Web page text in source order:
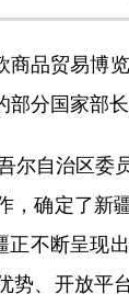
贸易博览
分国家部
自治区委
，确定了新
正不断呈
势、开放平